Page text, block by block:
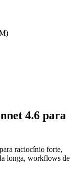
4.6 para
raciocínio forte,
longa, workflows de